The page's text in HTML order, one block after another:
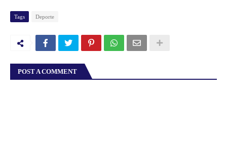
Tags Deporte
POST A COMMENT